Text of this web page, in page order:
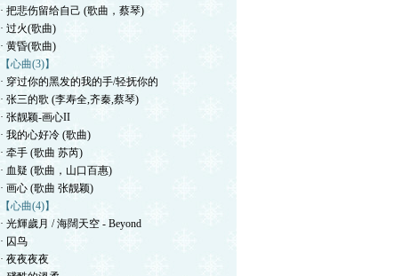
· 把悲伤留给自己 (歌曲，蔡琴)
· 过火(歌曲)
· 黄昏(歌曲)
【心曲(3)】
· 穿过你的黑发的我的手/轻抚你的
· 张三的歌 (李寿全,齐秦,蔡琴)
· 张靓颖-画心II
· 我的心好冷 (歌曲)
· 牵手 (歌曲 苏芮)
· 血疑 (歌曲，山口百惠)
· 画心 (歌曲 张靓颖)
【心曲(4)】
· 光輝歲月 / 海闊天空 - Beyond
· 囚鸟
· 夜夜夜夜